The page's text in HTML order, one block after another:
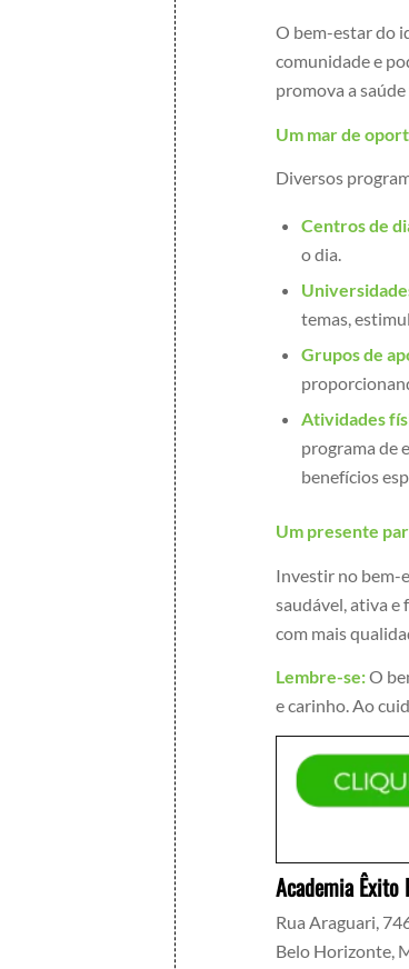
O bem-estar do
comunidade e
promova a
Um mar de
Diversos
Centros de
o dia.
temas,
Grupos de
Atividades
programa de
benefícios
Um presente
Investir no bem-
saudável, ativa e
com mais
Lembre-se:O
e carinho. Ao
Academia Êxito
Rua Araguari,
Belo Horizonte,